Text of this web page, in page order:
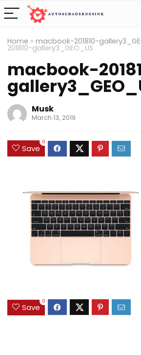
Home » macbook-201810-
201810-gallery3_GEO_US
macbook-
Musk
March 13, 2019
Save
0
Save
0